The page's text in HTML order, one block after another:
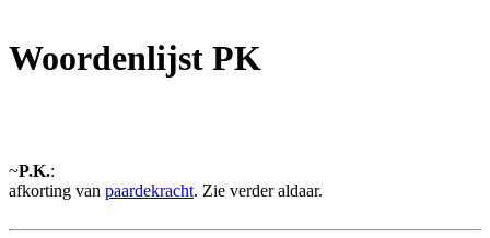
Woordenlijst PK
~P.K.:
afkorting van paardekracht. Zie verder aldaar.